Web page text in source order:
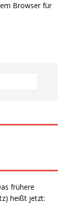
Browser für
frühere
heißt jetzt: